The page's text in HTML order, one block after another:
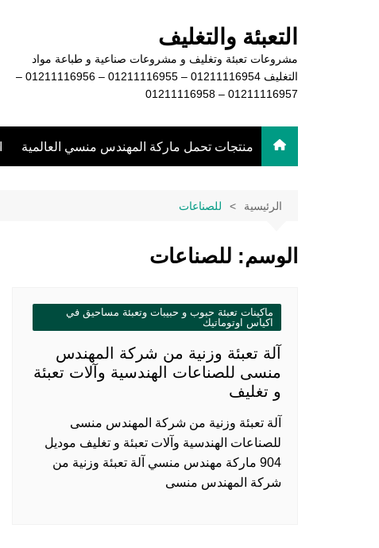
التعبئة والتغليف
مشروعات تعبئة وتغليف و مشروعات صناعية و طباعة مواد
التغليف 01211116954 – 01211116955 – 01211116956 –
01211116957 – 01211116958
منتجات تحمل ماركة المهندس منسي العالمية
الرئيسية للصناعات
الوسم: للصناعات
ماكينات تعبئة حبوب و حبيبات وتعبئة مساحيق في
اكياس اوتوماتيك
آلة تعبئة وزنية من شركة المهندس
منسى للصناعات الهندسية وآلات تعبئة
و تغليف
آلة تعبئة وزنية من شركة المهندس منسى
للصناعات الهندسية وآلات تعبئة و تغليف موديل
904 ماركة مهندس منسي آلة تعبئة وزنية من
شركة المهندس منسى